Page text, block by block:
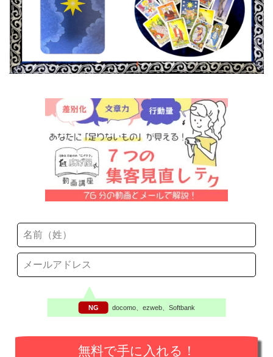
NG docomo、ezweb、Softbank